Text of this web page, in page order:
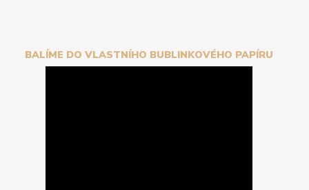
BALÍME DO VLASTNÍHO BUBLINKOVÉHO PAPÍRU